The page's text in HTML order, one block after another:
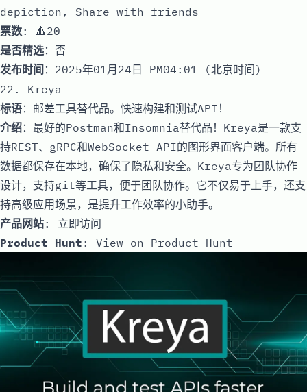
depiction, Share with friends
票数: 🔺20
是否精选：否
发布时间 ：2025年01月24日 PM04:01 (北京时间)
22. Kreya
标语：邮差工具替代品。快速构建和测试API！
介绍：最好的Postman和Insomnia替代品！Kreya是一款支
持REST、gRPC和WebSocket API的图形界面客户端。所有
数据都保存在本地，确保了隐私和安全。Kreya专为团队协作
设计，支持git等工具，便于团队协作。它不仅易于上手，还支
持高级应用场景，是提升工作效率的小助手。
产品网站: 立即访问
Product Hunt : View on Product Hunt